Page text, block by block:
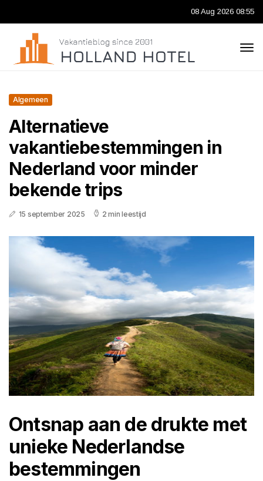
08 Aug 2026 08:55
Algemeen
Alternatieve
vakantiebestemmingen in
Nederland voor minder
bekende trips
15 september 2025 2 min leestijd
Ontsnap aan de drukte met
unieke Nederlandse
bestemmingen